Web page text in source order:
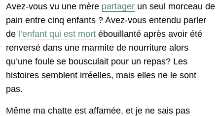
Avez-vous vu une mère partager un seul morceau de
pain entre cinq enfants ? Avez-vous entendu parler
de l’enfant qui est mort ébouillanté après avoir été
renversé dans une marmite de nourriture alors
qu’une foule se bousculait pour un repas? Les
histoires semblent irréelles, mais elles ne le sont
pas.
Même ma chatte est affamée, et je ne sais pas